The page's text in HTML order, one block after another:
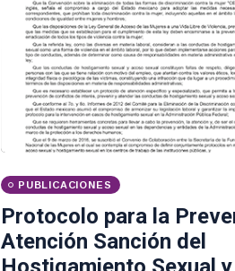
PUBLICACIONES
Protocolo para la
Atención Sanción del